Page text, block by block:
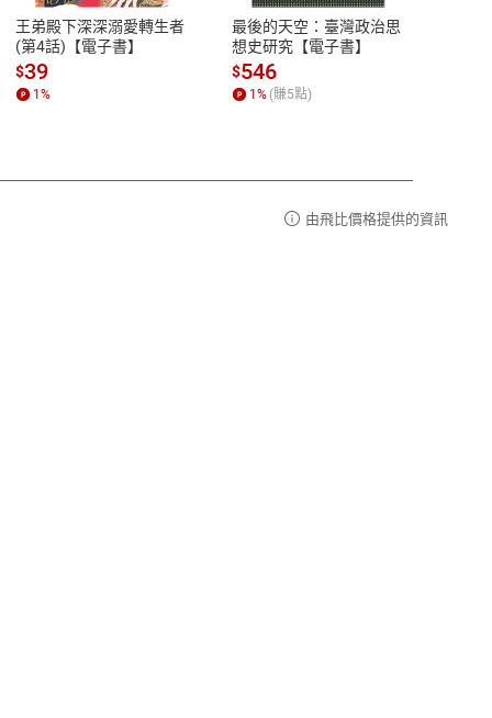
性
參
13:00-17:00 (國定假日及例假日休息)
客服電話：0080-1857077
王弟殿下深深溺愛轉生者
(第4話)【電子書】
$39
1%
最後的天空：臺灣政治思
想史研究【電子書】
$546
1% (賺5點)
由飛比價格提供的資訊